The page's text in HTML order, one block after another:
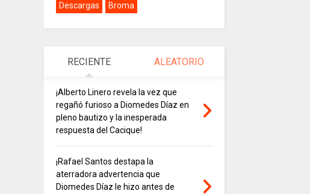
Descargas
Broma
RECIENTE ALEATORIO
¡Alberto Linero revela la vez que
regañó furioso a Diomedes Díaz en
pleno bautizo y la inesperada
respuesta del Cacique!
¡Rafael Santos destapa la
aterradora advertencia que
Diomedes Díaz le hizo antes de